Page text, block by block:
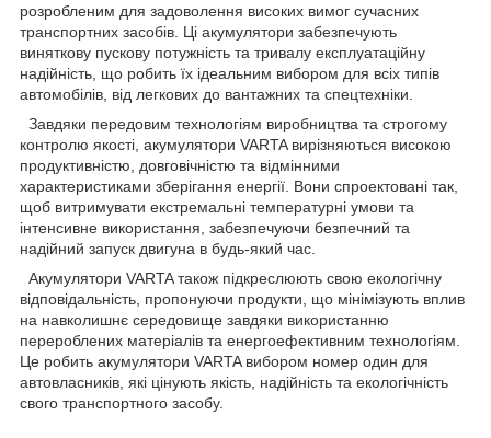
розробленим для задоволення високих вимог сучасних
транспортних засобів. Ці акумулятори забезпечують
виняткову пускову потужність та тривалу експлуатаційну
надійність, що робить їх ідеальним вибором для всіх типів
автомобілів, від легкових до вантажних та спецтехніки.
Завдяки передовим технологіям виробництва та строгому
контролю якості, акумулятори VARTA вирізняються високою
продуктивністю, довговічністю та відмінними
характеристиками зберігання енергії. Вони спроектовані так,
щоб витримувати екстремальні температурні умови та
інтенсивне використання, забезпечуючи безпечний та
надійний запуск двигуна в будь-який час.
Акумулятори VARTA також підкреслюють свою екологічну
відповідальність, пропонуючи продукти, що мінімізують вплив
на навколишнє середовище завдяки використанню
перероблених матеріалів та енергоефективним технологіям.
Це робить акумулятори VARTA вибором номер один для
автовласників, які цінують якість, надійність та екологічність
свого транспортного засобу.